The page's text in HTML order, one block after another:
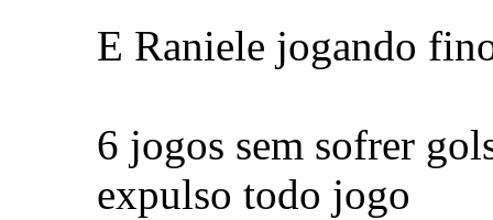
E Raniele jogando
6 jogos sem sofrer
expulso todo jogo